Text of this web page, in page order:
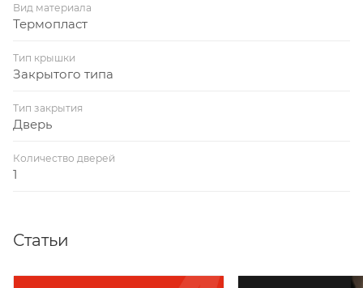
Вид материала
Термопласт
Тип крышки
Закрытого типа
Тип закрытия
Дверь
Количество дверей
1
Статьи